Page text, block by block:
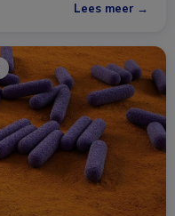
Lees meer →